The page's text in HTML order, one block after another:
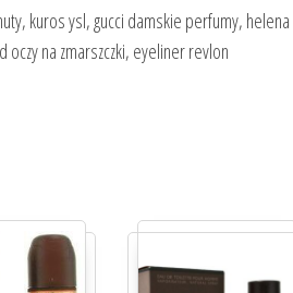
kuros ysl, gucci damskie perfumy, helena
na zmarszczki, eyeliner revlon